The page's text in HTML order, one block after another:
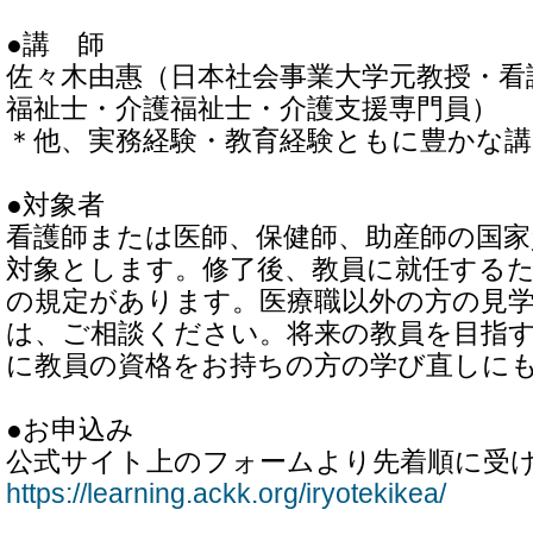
●講 師
佐々木由惠（日本社会事業大学元教授・
福祉士・介護福祉士・介護支援専門員）
＊他、実務経験・教育経験ともに豊かな
●対象者
看護師または医師、保健師、助産師の国
対象とします。修了後、教員に就任する
の規定があります。医療職以外の方の見
は、ご相談ください。将来の教員を目指
に教員の資格をお持ちの方の学び直しに
●お申込み
公式サイト上のフォームより先着順に受
https://learning.ackk.org/iryotekikea/